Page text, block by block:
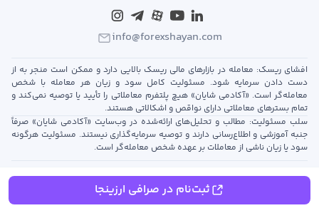
info@forexshayan.com
افشای ریسک: معامله در بازارهای مالی ریسک بالایی دارد و ممکن است منجر به از
دست دادن سرمایه شود. مسئولیت کامل سود و زیان هر معامله با شخص
معامله‌گر است. «آکادمی شایان» هیچ پلتفرم معاملاتی را تأیید یا توصیه نمی‌کند و
تمام بسترهای معاملاتی دارای نواقص و اشکالاتی هستند.
سلب مسئولیت: مطالب و تحلیل‌های ارائه‌شده در وب‌سایت «آکادمی شایان» صرفاً
جنبه آموزشی و اطلاع‌رسانی دارند و توصیه سرمایه‌گذاری نیستند. مسئولیت هرگونه
سود یا زیان ناشی از معاملات بر عهده شخص معامله‌گر است.
محتوای سایت تنها با ذکر منبع مجاز است.ثبت‌نام در صرافی ارزینجا